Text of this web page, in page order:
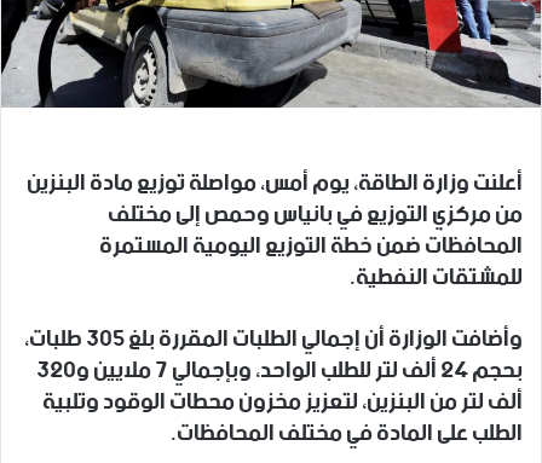
أعلنت وزارة الطاقة، يوم أمس، مواصلة توزيع مادة البنزين
من مركزي التوزيع في بانياس وحمص إلى مختلف
المحافظات ضمن خطة التوزيع اليومية المستمرة
للمشتقات النفطية.
وأضافت الوزارة أن إجمالي الطلبات المقررة بلغ 305 طلبات،
بحجم 24 ألف لتر للطلب الواحد، وبإجمالي 7 ملايين و320
ألف لتر من البنزين، لتعزيز مخزون محطات الوقود وتلبية
الطلب على المادة في مختلف المحافظات.